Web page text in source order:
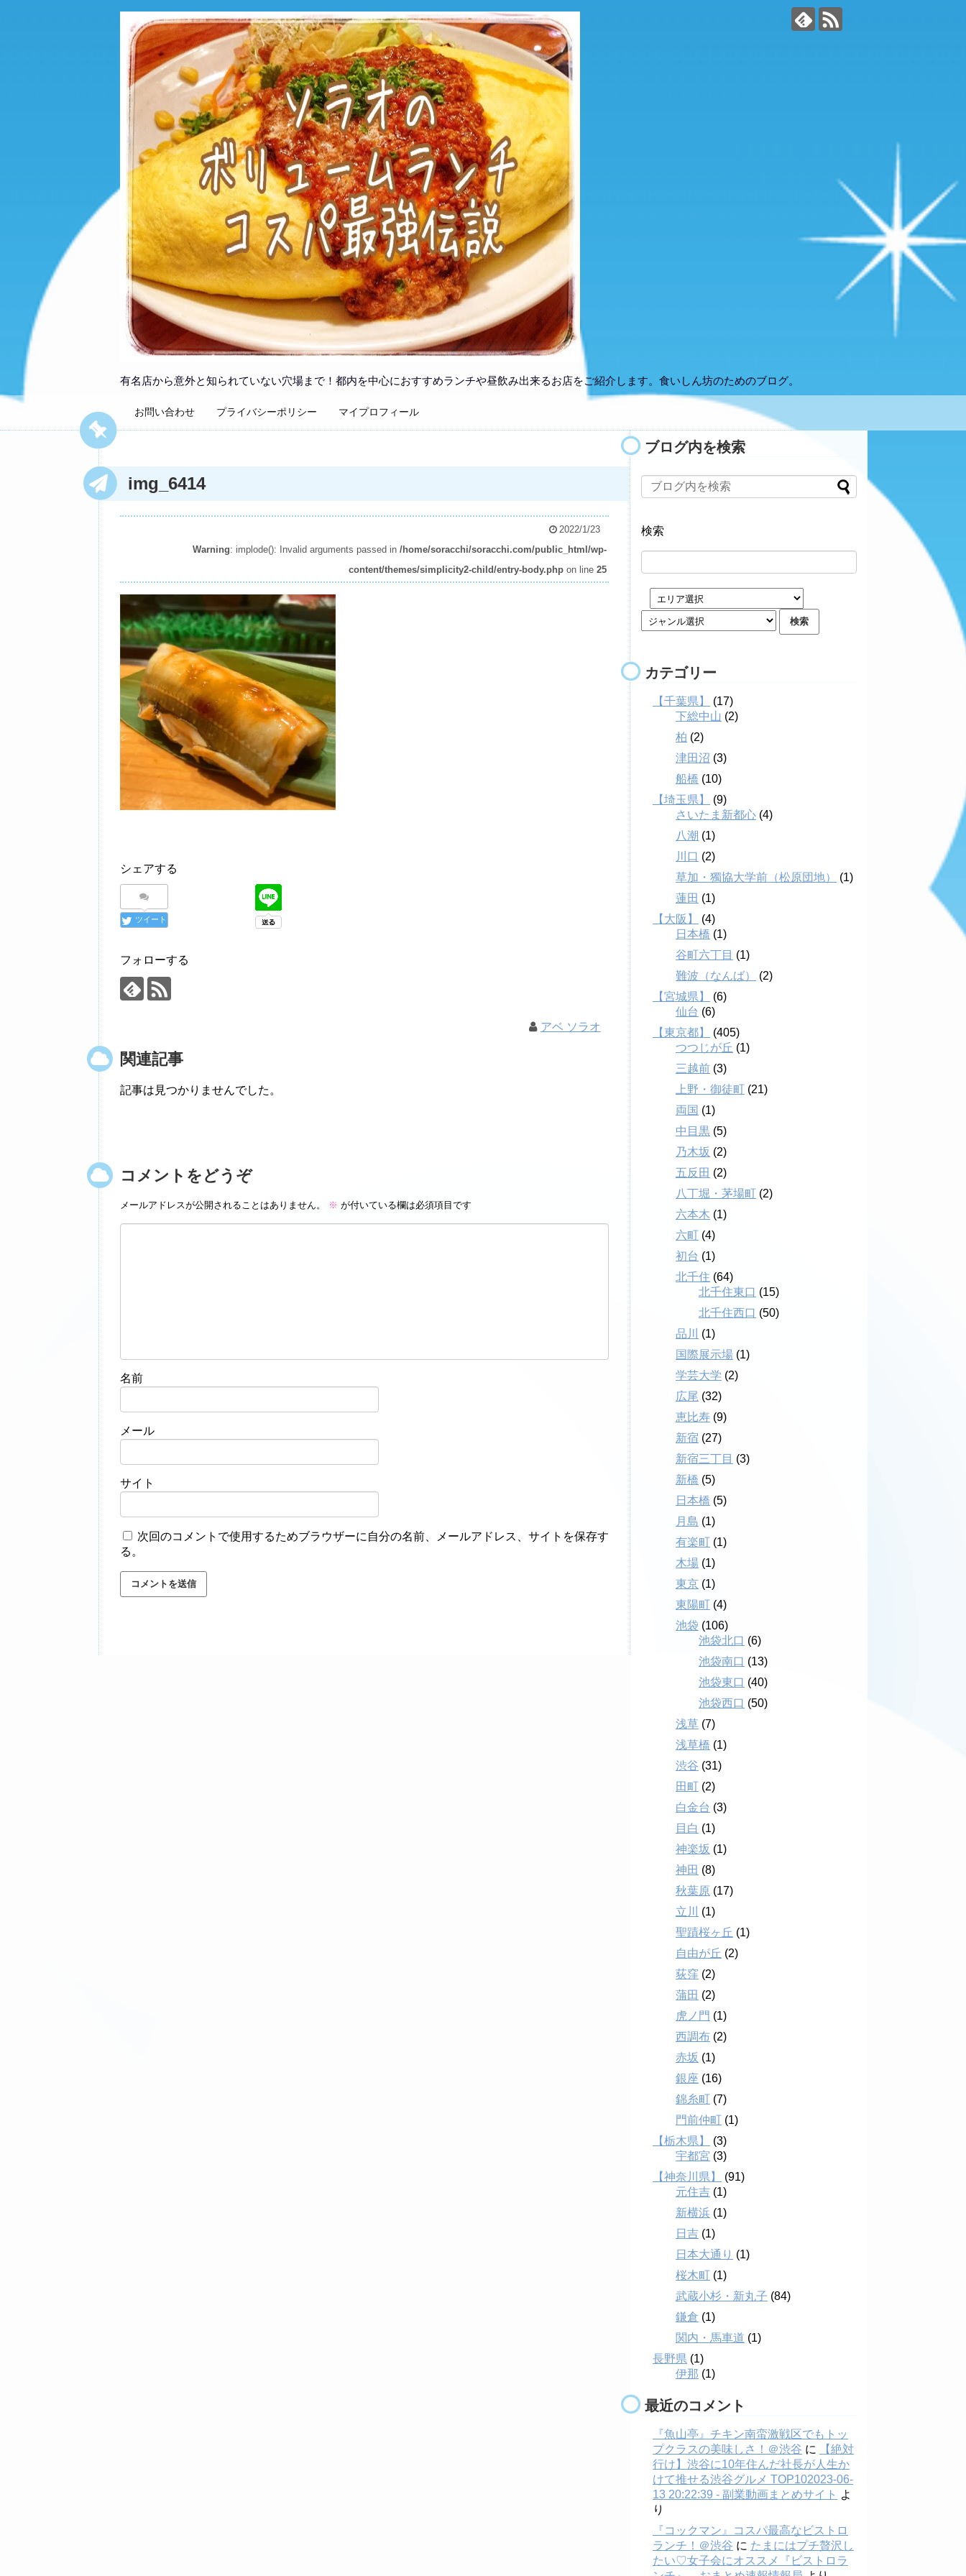
有名店から意外と知られていない穴場まで！都内を中心におすすめランチや昼飲み出来るお店をご紹介します。食いしん坊のためのブログ。
お問い合わせ プライバシーポリシー マイプロフィール
img_6414
2022/1/23
Warning: implode(): Invalid arguments passed in /home/soracchi/soracchi.com/public_html/wp-
content/themes/simplicity2-child/entry-body.php on line 25
シェアする
ツイート
フォローする
アベ ソラオ
関連記事
記事は見つかりませんでした。
コメントをどうぞ
メールアドレスが公開されることはありません。 ※ が付いている欄は必須項目です
名前
メール
サイト
次回のコメントで使用するためブラウザーに自分の名前、メールアドレス、サイトを保存す
る。
ブログ内を検索
検索
カテゴリー
【千葉県】
(17)
下総中山 (2)
柏 (2)
津田沼 (3)
船橋 (10)
【埼玉県】
(9)
さいたま新都心 (4)
八潮 (1)
川口 (2)
草加・獨協大学前（松原団地）
(1)
蓮田 (1)
【大阪】
(4)
日本橋 (1)
谷町六丁目 (1)
難波（なんば）
(2)
【宮城県】
(6)
仙台 (6)
【東京都】
(405)
つつじが丘 (1)
三越前 (3)
上野・御徒町 (21)
両国 (1)
中目黒 (5)
乃木坂 (2)
五反田 (2)
八丁堀・茅場町 (2)
六本木 (1)
六町 (4)
初台 (1)
北千住 (64)
北千住東口 (15)
北千住西口 (50)
品川
(1)
国際展示場 (1)
学芸大学 (2)
広尾 (32)
恵比寿 (9)
新宿 (27)
新宿三丁目 (3)
新橋 (5)
日本橋 (5)
月島 (1)
有楽町 (1)
木場 (1)
東京 (1)
東陽町 (4)
池袋 (106)
池袋北口 (6)
池袋南口 (13)
池袋東口 (40)
池袋西口 (50)
浅草 (7)
浅草橋 (1)
渋谷 (31)
田町 (2)
白金台 (3)
目白 (1)
神楽坂 (1)
神田 (8)
秋葉原 (17)
立川
(1)
聖蹟桜ヶ丘 (1)
自由が丘 (2)
荻窪 (2)
蒲田 (2)
虎ノ門 (1)
西調布 (2)
赤坂 (1)
銀座 (16)
錦糸町 (7)
門前仲町 (1)
【栃木県】
(3)
宇都宮 (3)
【神奈川県】
(91)
元住吉 (1)
新横浜 (1)
日吉 (1)
日本大通り (1)
桜木町 (1)
武蔵小杉・新丸子 (84)
鎌倉 (1)
関内・馬車道 (1)
長野県 (1)
伊那 (1)
最近のコメント
『魚山亭』チキン南蛮激戦区でもトッ
プクラスの美味しさ！＠渋谷 に
【絶対
行け】渋谷に10年住んだ社長が人生か
けて推せる渋谷グルメ TOP102023-06-
13 20:22:39 - 副業動画まとめサイト よ
り
『コックマン』コスパ最高なビストロ
ランチ！＠渋谷 に たまにはプチ贅沢し
たい♡女子会にオススメ『ビストロラ